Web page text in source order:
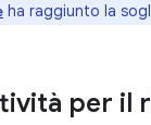
ha raggiunto la
per il